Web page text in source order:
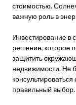
стоимостью.
важную роль в
Инвестирование в
решение, которое
защитить
недвижимости. Не
правильный выбор.